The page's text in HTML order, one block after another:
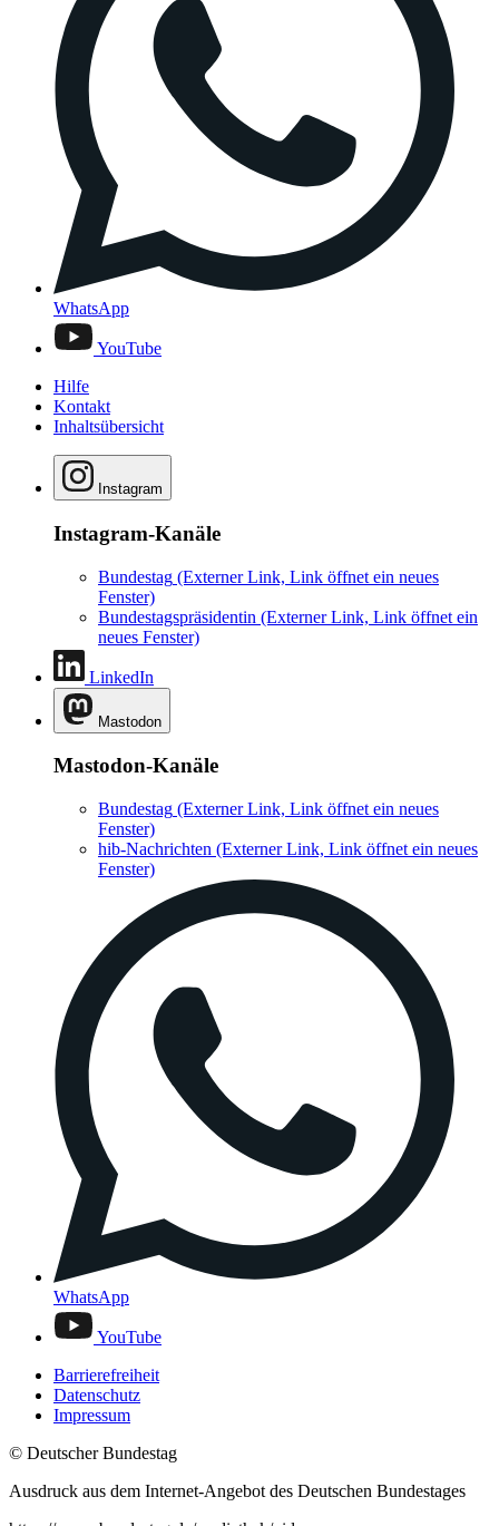
WhatsApp
YouTube
Hilfe
Kontakt
Inhaltsübersicht
Instagram
Instagram-Kanäle
Bundestag (Externer Link, Link öffnet ein neues
Fenster)
Bundestagspräsidentin (Externer Link, Link öffnet ein
neues Fenster)
LinkedIn
Mastodon
Mastodon-Kanäle
Bundestag (Externer Link, Link öffnet ein neues
Fenster)
hib-Nachrichten (Externer Link, Link öffnet ein neues
Fenster)
WhatsApp
YouTube
Barrierefreiheit
Datenschutz
Impressum
© Deutscher Bundestag
Ausdruck aus dem Internet-Angebot des Deutschen Bundestages